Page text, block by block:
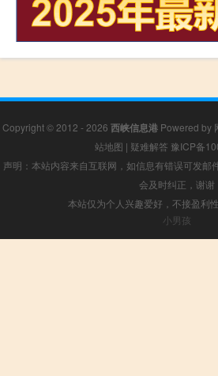
Copyright © 2012 - 2026 西峡信息港 Powered by
站地图 | 疑难解答 豫ICP备
声明：本站内容来自互联网，如信息有错误可发邮
会及时纠正，谢谢
本站仅为个人兴趣爱好，不接盈利
小男孩